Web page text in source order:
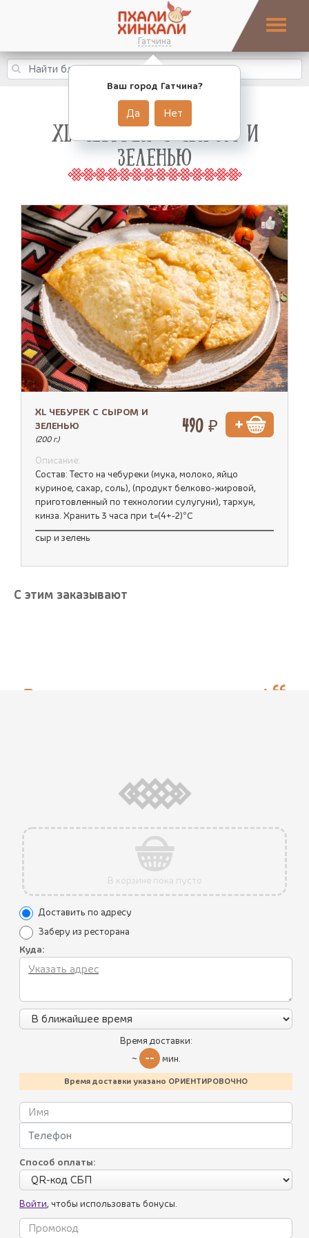
Гатчина
Ваш город Гатчина?
Да Нет
Все блюда
Пикник по-грузински
Летнее меню
Хинкали
Пхали
Соусы
Салаты
Холодные закуски
Горячие закуски
XL ЧЕБУРЕК С СЫРОМ И
ЗЕЛЕНЬЮ
XL ЧЕБУРЕК С СЫРОМ И
ЗЕЛЕНЬЮ
(200 г.)
490 ₽
Описание:
Состав: Тесто на чебуреки (мука, молоко, яйцо
куриное, сахар, соль), (продукт белково-жировой,
приготовленный по технологии сулугуни), тархун,
кинза. Хранить 3 часа при t=(4+-2)°C
сыр и зелень
С этим заказывают
Вкусная грузинская кухня!
juliyakusheva
В корзине пока пусто
Доставить по адресу
Заберу из ресторана
Куда:
Время доставки:
~
-- мин.
Время доставки указано ОРИЕНТИРОВОЧНО
Способ оплаты:
Войти, чтобы использовать бонусы.
Акции
Условия использования
Контакты
Калорийность блюд